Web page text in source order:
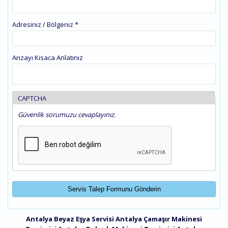
Adresiniz / Bölgeniz*
Arızayı Kısaca Anlatınız
CAPTCHA
Güvenlik sorumuzu cevaplayınız.
Antalya Beyaz Eşya Servisi Antalya Çamaşır Makinesi